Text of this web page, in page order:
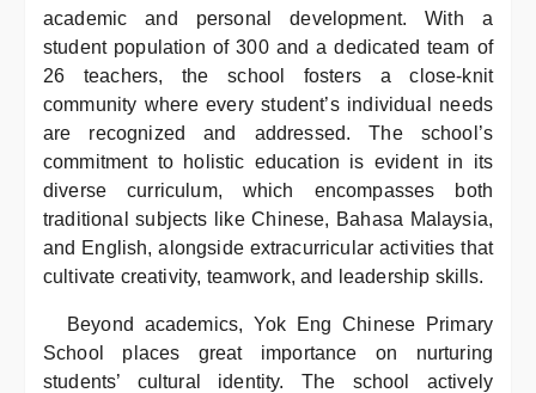
academic and personal development. With a
student population of 300 and a dedicated team of
26 teachers, the school fosters a close-knit
community where every student’s individual needs
are recognized and addressed. The school’s
commitment to holistic education is evident in its
diverse curriculum, which encompasses both
traditional subjects like Chinese, Bahasa Malaysia,
and English, alongside extracurricular activities that
cultivate creativity, teamwork, and leadership skills.
Beyond academics, Yok Eng Chinese Primary
School places great importance on nurturing
students’ cultural identity. The school actively